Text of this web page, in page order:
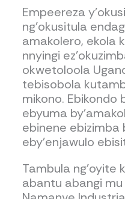
Empeereza
ng’okusitula
amakolero, ekola
nnyingi
okwetoloola
tebisobola
mikono. Ebikondo
ebyuma
ebinene
eby’enjawulo
Tambula ng’oyite
abantu abangi